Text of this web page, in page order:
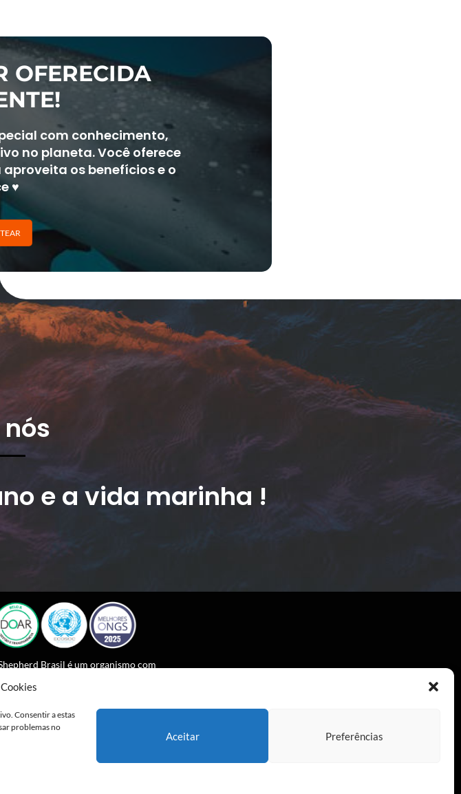
Consentir a estas
problemas no
Aceitar Preferências
OFERECIDA
com conhecimento,
no planeta. Você oferece
os benefícios e o
♥
e a vida marinha !
Brasil é um organismo com
Econômica e Conselho Social da
ONU desde 2023.